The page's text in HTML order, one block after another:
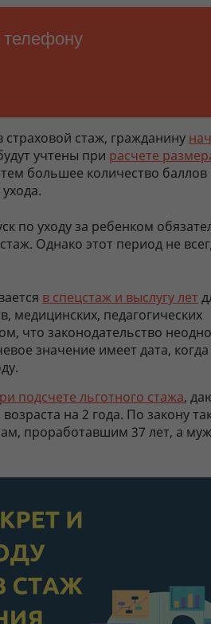
стаж, гражданину
учтены при расчете
большее количество баллов
по уходу за ребенком
Однако этот период не
в спецстаж и выслугу лет
медицинских, педагогических
что законодательство
значение имеет дата, когда
подсчете льготного стажа,
на 2 года. По закону
проработавшим 37 лет, а